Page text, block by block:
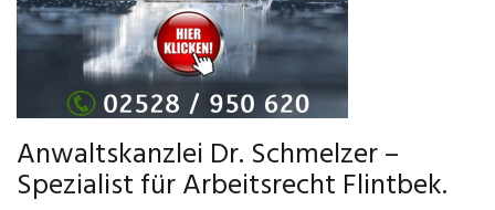
Anwaltskanzlei Dr. Schmelzer –
Spezialist für Arbeitsrecht Flintbek.